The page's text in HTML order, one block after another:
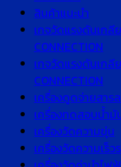
สินค้าแนะนำ
เกจวัดแรงดันเกลีย
CONNECTION
เกจวัดแรงดันเกลี
CONNECTION
เครื่องดูดจ่ายสาร
เครื่องทดสอบน้ำมั
เครื่องวัดความขุ่น
เครื่องวัดความเร็ว